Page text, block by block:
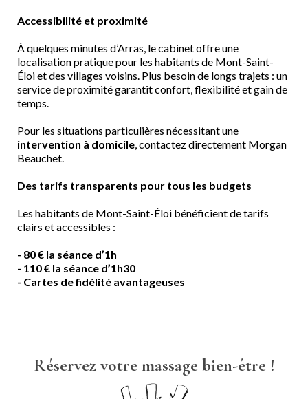
Accessibilité et proximité
À quelques minutes d’Arras, le cabinet offre une
localisation pratique pour les habitants de Mont-Saint-
Éloi et des villages voisins. Plus besoin de longs trajets : un
service de proximité garantit confort, flexibilité et gain de
temps.
Pour les situations particulières nécessitant une
intervention à domicile, contactez directement Morgan
Beauchet.
Des tarifs transparents pour tous les budgets
Les habitants de Mont-Saint-Éloi bénéficient de tarifs
clairs et accessibles :
- 80 € la séance d’1h
- 110 € la séance d’1h30
- Cartes de fidélité avantageuses
Réservez votre massage bien-être !